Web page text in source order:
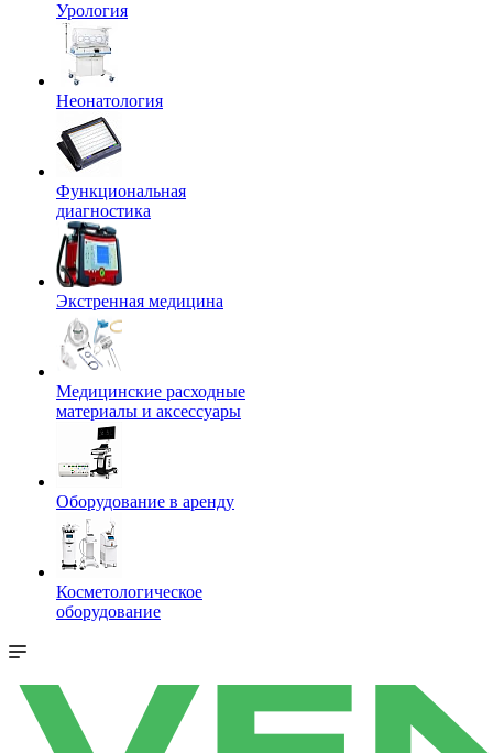
Урология
Неонатология
Функциональная
диагностика
Экстренная медицина
Медицинские расходные
материалы и аксессуары
Оборудование в аренду
Косметологическое
оборудование